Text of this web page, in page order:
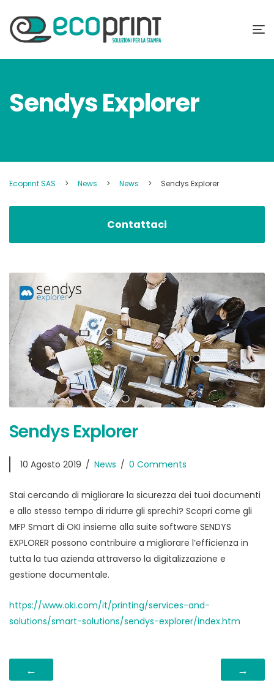
Sendys Explorer
Ecoprint SAS > News > News > Sendys Explorer
Contattaci
Sendys Explorer
10 Agosto 2019 News 0 Comments
Stai cercando di migliorare la sicurezza dei tuoi documenti
e allo stesso tempo di ridurre gli sprechi? Scopri come gli
MFP Smart di OKI insieme alla suite software SENDYS
EXPLORER possono contribuire a migliorare l’efficienza in
tutta la tua azienda attraverso la digitalizzazione e
gestione documentale.
https://www.oki.com/it/printing/services-and-
solutions/smart-solutions/sendys-explorer/index.htm
← →